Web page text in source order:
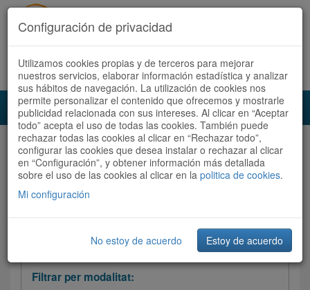
Accedeix Registra't ara Español Català
Audioruta Totes les rutes
Totes les rutes Ordenar per: Més recents / Dificultat
Filtrar les rutes
Filtrar per modalitat:
Configuración de privacidad
Utilizamos cookies propias y de terceros para mejorar
nuestros servicios, elaborar información estadística y analizar
sus hábitos de navegación. La utilización de cookies nos
permite personalizar el contenido que ofrecemos y mostrarle
publicidad relacionada con sus intereses. Al clicar en “Aceptar
todo” acepta el uso de todas las cookies. También puede
rechazar todas las cookies al clicar en “Rechazar todo”,
configurar las cookies que desea instalar o rechazar al clicar
en “Configuración”, y obtener información más detallada
sobre el uso de las cookies al clicar en la politica de cookies.
Mi configuración
No estoy de acuerdo Estoy de acuerdo